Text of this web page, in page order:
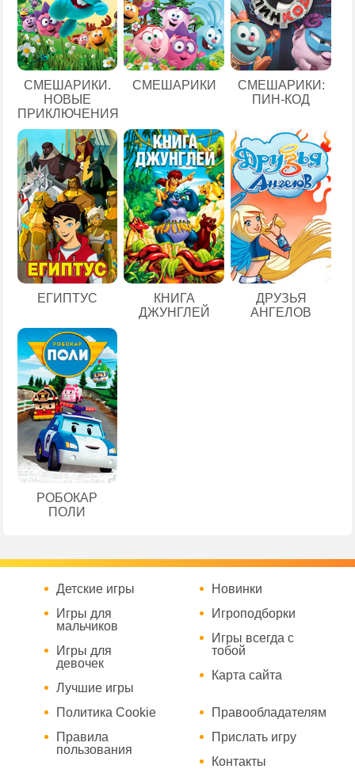
СМЕШАРИКИ.
НОВЫЕ
ПРИКЛЮЧЕНИЯ
СМЕШАРИКИ
СМЕШАРИКИ:
ПИН-КОД
ЕГИПТУС
КНИГА
ДЖУНГЛЕЙ
ДРУЗЬЯ
АНГЕЛОВ
РОБОКАР
ПОЛИ
Детские игры
Игры для
мальчиков
Игры для
девочек
Лучшие игры
Новинки
Игроподборки
Игры всегда с
тобой
Карта сайта
Политика Cookie
Правила
пользования
Правообладателям
Прислать игру
Контакты